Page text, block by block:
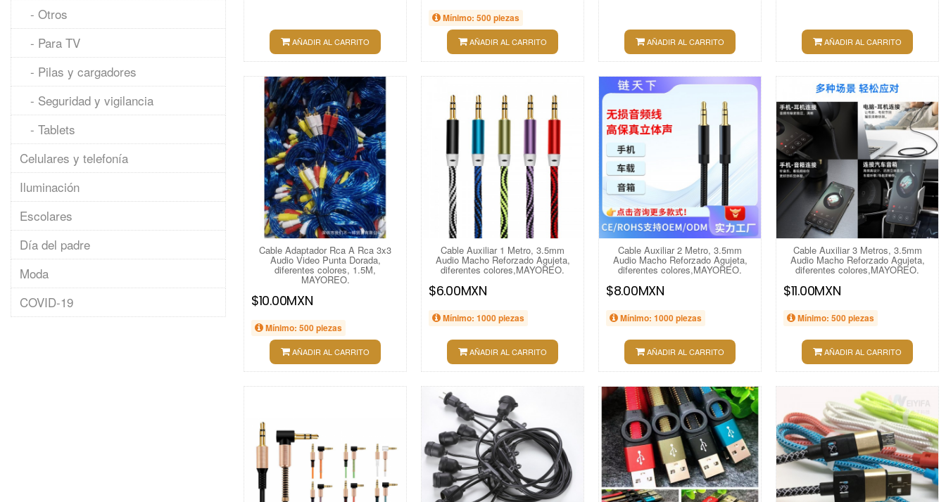
- Otros
- Para TV
- Pilas y cargadores
- Seguridad y vigilancia
- Tablets
Celulares y telefonía
Iluminación
Escolares
Día del padre
Moda
COVID-19
AÑADIR AL CARRITO
Mínimo: 500 piezas
AÑADIR AL CARRITO AÑADIR AL CARRITO AÑADIR AL CARRITO
Cable Adaptador Rca A Rca 3x3
Audio Video Punta Dorada,
diferentes colores, 1.5M,
MAYOREO.
$10.00MXN
Mínimo: 500 piezas
AÑADIR AL CARRITO
Cable Auxiliar 1 Metro, 3.5mm
Audio Macho Reforzado Agujeta,
diferentes colores,MAYOREO.
$6.00MXN
Mínimo: 1000 piezas
AÑADIR AL CARRITO
Cable Auxiliar 2 Metro, 3.5mm
Audio Macho Reforzado Agujeta,
diferentes colores,MAYOREO.
$8.00MXN
Mínimo: 1000 piezas
AÑADIR AL CARRITO
Cable Auxiliar 3 Metros, 3.5mm
Audio Macho Reforzado Agujeta,
diferentes colores,MAYOREO.
$11.00MXN
Mínimo: 500 piezas
AÑADIR AL CARRITO